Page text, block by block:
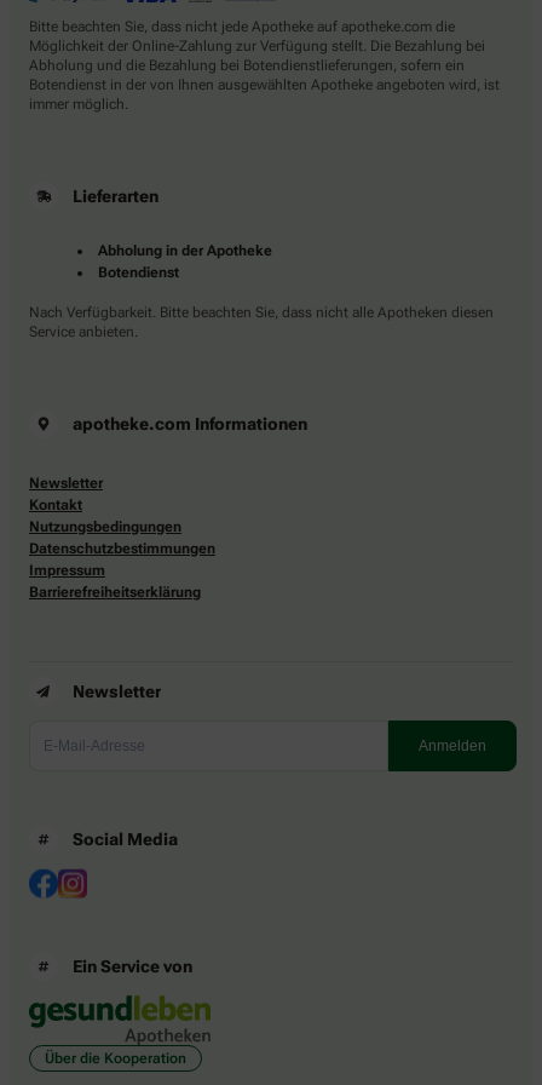
Bitte beachten Sie, dass nicht jede Apotheke auf apotheke.com die
Möglichkeit der Online-Zahlung zur Verfügung stellt. Die Bezahlung bei
Abholung und die Bezahlung bei Botendienstlieferungen, sofern ein
Botendienst in der von Ihnen ausgewählten Apotheke angeboten wird, ist
immer möglich.
Lieferarten
Abholung in der Apotheke
Botendienst
Nach Verfügbarkeit. Bitte beachten Sie, dass nicht alle Apotheken diesen
Service anbieten.
apotheke.com Informationen
Newsletter
Kontakt
Nutzungsbedingungen
Datenschutzbestimmungen
Impressum
Barrierefreiheitserklärung
Newsletter
Social Media
Ein Service von
Über die Kooperation